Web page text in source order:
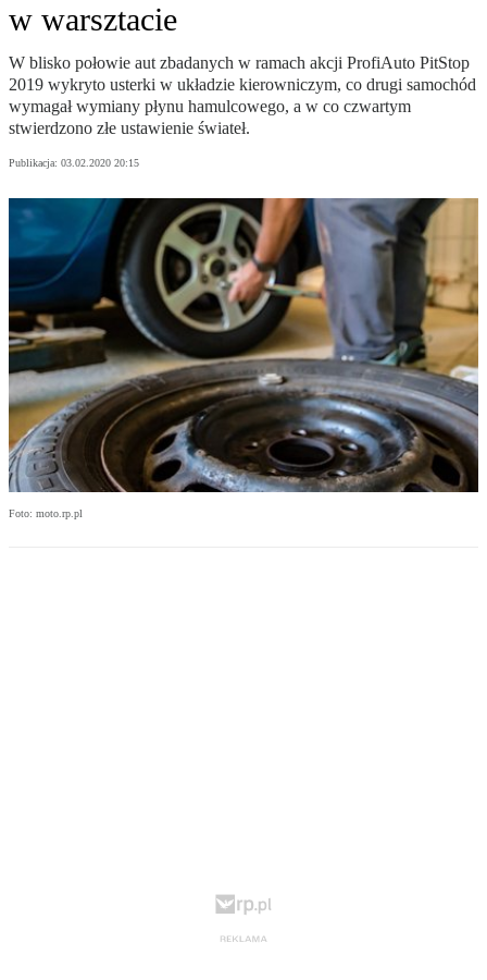
w warsztacie
W blisko połowie aut zbadanych w ramach akcji ProfiAuto PitStop
2019 wykryto usterki w układzie kierowniczym, co drugi samochód
wymagał wymiany płynu hamulcowego, a w co czwartym
stwierdzono złe ustawienie świateł.
Publikacja: 03.02.2020 20:15
Foto: moto.rp.pl